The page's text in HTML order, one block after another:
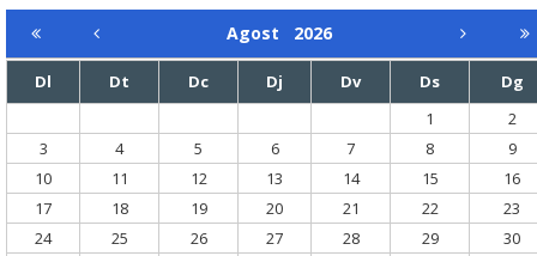
Agost 2026
Dl Dt Dc Dj Dv Ds
Dg
1
2
3
4 5 6 7 8
9
10
11 12 13 14 15
16
17
18 19 20 21 22
23
24
25 26 27 28 29
30